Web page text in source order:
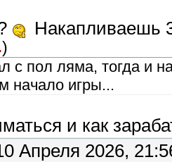
Накапливаешь
)
с пол ляма, тогда и
начало игры...
и как
Апреля 2026,